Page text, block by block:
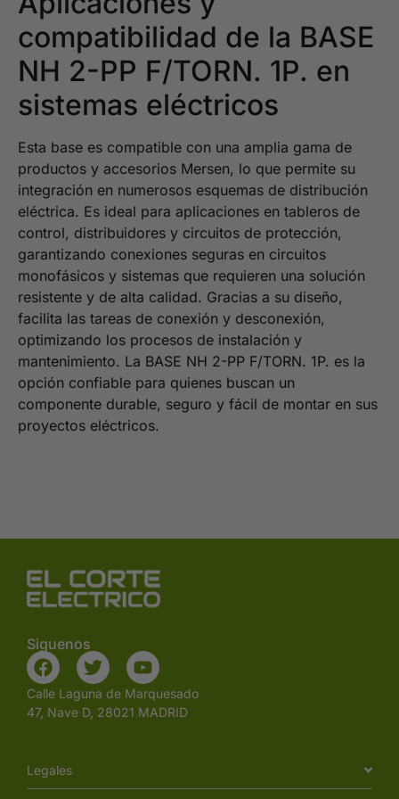
compatibilidad de la BASE
NH 2-PP F/TORN. 1P. en
sistemas eléctricos
Esta base es compatible con una amplia gama de
productos y accesorios Mersen, lo que permite su
integración en numerosos esquemas de distribución
eléctrica. Es ideal para aplicaciones en tableros de
control, distribuidores y circuitos de protección,
garantizando conexiones seguras en circuitos
monofásicos y sistemas que requieren una solución
resistente y de alta calidad. Gracias a su diseño,
facilita las tareas de conexión y desconexión,
optimizando los procesos de instalación y
mantenimiento. La BASE NH 2-PP F/TORN. 1P. es la
opción confiable para quienes buscan un
componente durable, seguro y fácil de montar en sus
proyectos eléctricos.
Siguenos
Calle Laguna de Marquesado
47, Nave D, 28021 MADRID
Legales